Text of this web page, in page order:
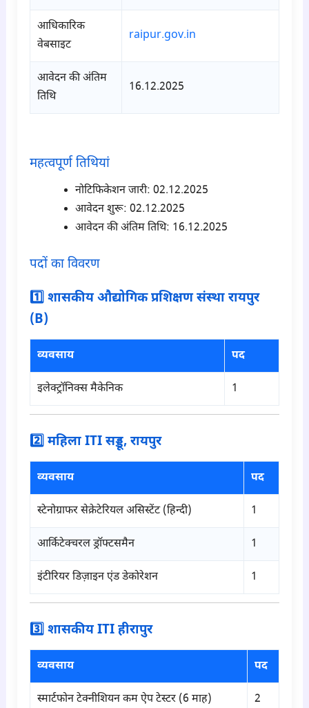
आधिकारिक
वेबसाइट
raipur.gov.in
आवेदन की अंतिम
तिथि
16.12.2025
महत्वपूर्ण तिथियां
नोटिफिकेशन जारी: 02.12.2025
आवेदन शुरू: 02.12.2025
आवेदन की अंतिम तिथि: 16.12.2025
पदों का विवरण
1️⃣ शासकीय औद्योगिक प्रशिक्षण संस्था रायपुर
(B)
व्यवसाय पद
इलेक्ट्रॉनिक्स मैकेनिक 1
2️⃣ महिला ITI सड्डू, रायपुर
व्यवसाय पद
स्टेनोग्राफर सेक्रेटेरियल असिस्टेंट (हिन्दी) 1
आर्किटेक्चरल ड्रॉफ्टसमैन 1
इंटीरियर डिज़ाइन एंड डेकोरेशन 1
3️⃣ शासकीय ITI हीरापुर
व्यवसाय पद
स्मार्टफोन टेक्नीशियन कम ऐप टेस्टर (6 माह) 2